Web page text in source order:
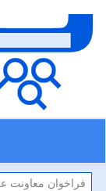
فراخوان معاونت